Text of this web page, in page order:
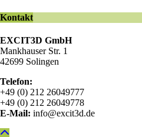
Kontakt
EXCIT3D GmbH
Mankhauser Str. 1
42699 Solingen
Telefon:
+49 (0) 212 26049777
+49 (0) 212 26049778
E-Mail: info@excit3d.de